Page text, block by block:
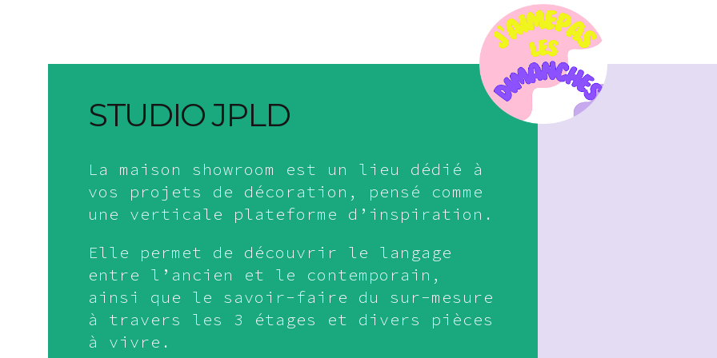
STUDIO JPLD
La maison showroom est un lieu dédié à
vos projets de décoration, pensé comme
une verticale plateforme d’inspiration.
Elle permet de découvrir le langage
entre l’ancien et le contemporain,
ainsi que le savoir-faire du sur-mesure
à travers les 3 étages et divers pièces
à vivre.